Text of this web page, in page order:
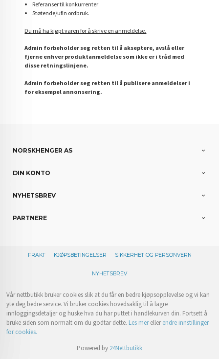
Referanser til konkurrenter
Støtende/ufin ordbruk.
Du må ha kjøpt varen for å skrive en anmeldelse.
Admin forbeholder seg retten til å akseptere, avslå eller
fjerne enhver produktanmeldelse som ikke er i tråd med
disse retningslinjene.
Admin forbeholder seg retten til å publisere anmeldelser i
for eksempel annonsering.
NORSKHENGER AS
DIN KONTO
NYHETSBREV
PARTNERE
FRAKT KJØPSBETINGELSER SIKKERHET OG PERSONVERN
NYHETSBREV
Vår nettbutikk bruker cookies slik at du får en bedre kjøpsopplevelse og vi kan
yte deg bedre service. Vi bruker cookies hovedsaklig til å lagre
innloggingsdetaljer og huske hva du har puttet i handlekurven din. Fortsett å
bruke siden som normalt om du godtar dette. Les merellerendre innstillinger
for cookies.
Powered by 24Nettbutikk